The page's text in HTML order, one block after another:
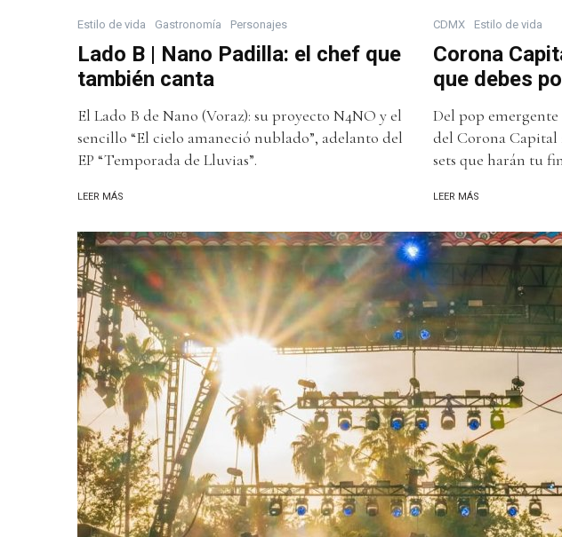
Estilo de vida Gastronomía Personajes
Lado B | Nano Padilla: el chef que
también canta
El Lado B de Nano (Voraz): su proyecto N4NO y el
sencillo “El cielo amaneció nublado”, adelanto del
EP “Temporada de Lluvias”.
LEER MÁS
CDMX Estilo de vida
Corona
que debes
Del pop emergente
del Corona Capital
sets que harán tu
LEER MÁS